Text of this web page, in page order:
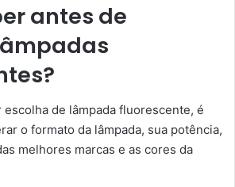
antes de
escolha de lâmpada fluorescente, é
o formato da lâmpada, sua potência,
melhores marcas e as cores da